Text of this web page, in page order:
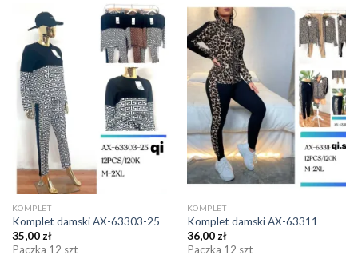
KOMPLET
Komplet damski AX-63303-25
35,00zł
Paczka 12 szt
KOMPLET
Komplet damski AX-63311
36,00zł
Paczka 12 szt